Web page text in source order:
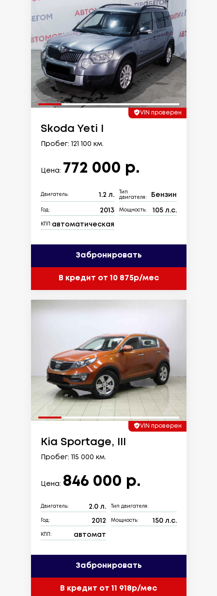
VIN проверен
Skoda Yeti I
Пробег: 121 100 км.
Цена: 772 000 р.
Двигатель: 1.2 л.
Тип
двигателя:
Бензин
Год: 2013 Мощность: 105 л.с.
КПП: автоматическая
Забронировать
В кредит от 10 875р/мес
VIN проверен
Kia Sportage, III
Пробег: 115 000 км.
Цена: 846 000 р.
Двигатель: 2.0 л. Тип двигателя:
Год: 2012 Мощность: 150 л.с.
КПП: автомат
Забронировать
В кредит от 11 918р/мес